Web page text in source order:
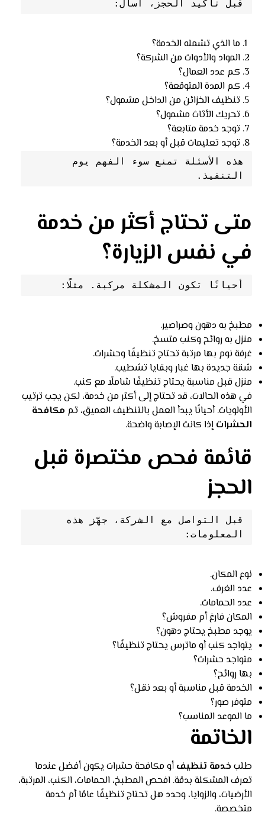
قبل تأكيد الحجز، اسأل:
ما الذي تشمله الخدمة؟
المواد والأدوات من الشركة؟
كم عدد العمال؟
كم المدة المتوقعة؟
تنظيف الخزائن من الداخل مشمول؟
تحريك الأثاث مشمول؟
توجد خدمة متابعة؟
توجد تعليمات قبل أو بعد الخدمة؟
التنفيذ.
متى تحتاج أكثر من خدمة
في نفس الزيارة؟
أحيانًا تكون المشكلة مركبة. مثلًا:
مطبخ به دهون وصراصير.
منزل به روائح وكنب متسخ.
غرفة نوم بها مرتبة تحتاج تنظيفًا وحشرات.
شقة جديدة بها غبار وبقايا تشطيب.
منزل قبل مناسبة يحتاج تنظيفًا شاملًا مع كنب.
في هذه الحالات، قد تحتاج إلى أكثر من خدمة، لكن يجب ترتيب
الأولويات. أحيانًا يبدأ العمل بالتنظيف العميق، ثم مكافحة
الحشراتإذا كانت الإصابة واضحة.
قائمة فحص مختصرة قبل
الحجز
المعلومات:
نوع المكان.
عدد الغرف.
عدد الحمامات.
المكان فارغ أم مفروش؟
يوجد مطبخ يحتاج دهون؟
يتواجد كنب أو ماترس يحتاج تنظيفًا؟
متواجد حشرات؟
بها روائح؟
الخدمة قبل مناسبة أو بعد نقل؟
متوفر صور؟
ما الموعد المناسب؟
الخاتمة
طلب خدمة تنظيفأو مكافحة حشرات يكون أفضل عندما
تعرف المشكلة بدقة. افحص المطبخ، الحمامات، الكنب، المرتبة،
الأرضيات، والزوايا، وحدد هل تحتاج تنظيفًا عامًا أم خدمة
متخصصة.